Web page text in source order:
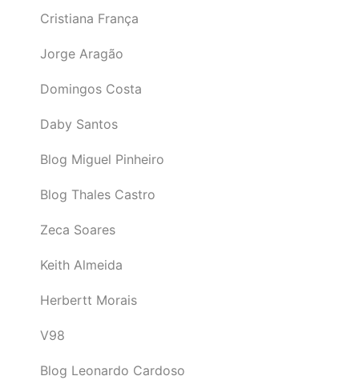
Cristiana França
Jorge Aragão
Domingos Costa
Daby Santos
Blog Miguel Pinheiro
Blog Thales Castro
Zeca Soares
Keith Almeida
Herbertt Morais
V98
Blog Leonardo Cardoso